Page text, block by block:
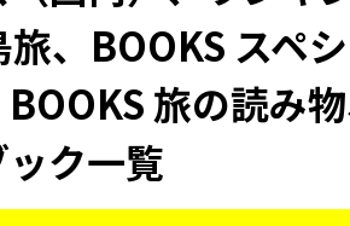
、BOOKS スペ
旅の読み
ク一覧